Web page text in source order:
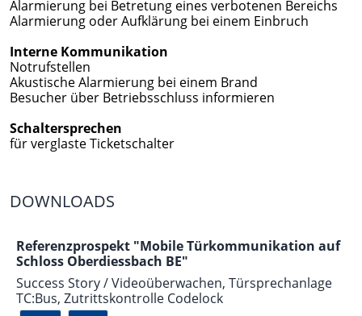
Alarmierung bei Betretung eines verbotenen Bereichs
Alarmierung oder Aufklärung bei einem Einbruch
Interne Kommunikation
Notrufstellen
Akustische Alarmierung bei einem Brand
Besucher über Betriebsschluss informieren
Schaltersprechen
für verglaste Ticketschalter
DOWNLOADS
Referenzprospekt "Mobile Türkommunikation auf
Schloss Oberdiessbach BE"
Success Story / Videoüberwachen, Türsprechanlage
TC:Bus, Zutrittskontrolle Codelock